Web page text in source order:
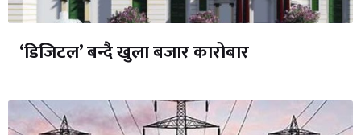
‘डिजिटल’ बन्दै खुला बजार कारोबार